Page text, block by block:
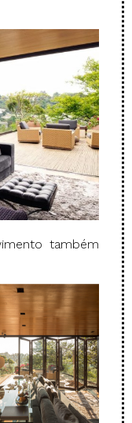
também